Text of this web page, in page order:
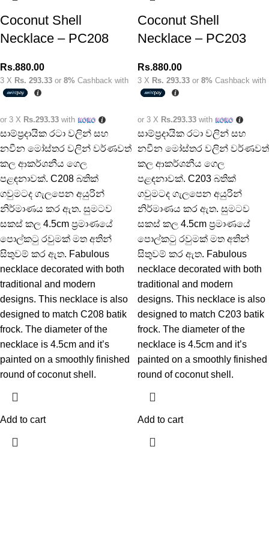
Coconut Shell
Necklace – PC208
Rs.880.00
3 X Rs. 293.33 or 8% Cashback with
or 3 X Rs.293.33 with
සාම්ප්‍රදායික රටා වලින් සහ
නවීන මෝස්තර වලින් වර්ණවත්
කල ආකර්ශනීය ගෙල
පළඳනාවක්. C208 බතික්
ගවුමටද ගැලපෙන අයුරින්
නිර්මාණය කර ඇත. සුමටව
සකස් කල 4.5cm ප්‍රමාණයේ
පොල්කටු රවුමක් මත අතින්
සිතුවම් කර ඇත. Fabulous
necklace decorated with both
traditional and modern
designs. This necklace is also
designed to match C208 batik
frock. The diameter of the
necklace is 4.5cm and it’s
painted on a smoothly finished
round of coconut shell.
Add to cart
Coconut Shell
Necklace – PC203
Rs.880.00
3 X Rs. 293.33 or 8% Cashback with
or 3 X Rs.293.33 with
සාම්ප්‍රදායික රටා වලින් සහ
නවීන මෝස්තර වලින් වර්ණවත්
කල ආකර්ශනීය ගෙල
පළඳනාවක්. C203 බතික්
ගවුමටද ගැලපෙන අයුරින්
නිර්මාණය කර ඇත. සුමටව
සකස් කල 4.5cm ප්‍රමාණයේ
පොල්කටු රවුමක් මත අතින්
සිතුවම් කර ඇත. Fabulous
necklace decorated with both
traditional and modern
designs. This necklace is also
designed to match C203 batik
frock. The diameter of the
necklace is 4.5cm and it’s
painted on a smoothly finished
round of coconut shell.
Add to cart